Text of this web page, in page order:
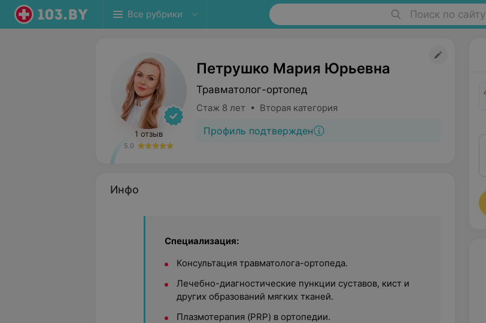
Все рубрики Поиск по сайту
1 отзыв
5.0
Петрушко Мария Юрьевна
Травматолог-ортопед
Стаж 8 лет • Вторая категория
Профиль подтвержден
Инфо
Специализация:
Консультация травматолога-ортопеда.
Лечебно-диагностические пункции суставов, кист и
других образований мягких тканей.
Плазмотерапия (PRP) в ортопедии.